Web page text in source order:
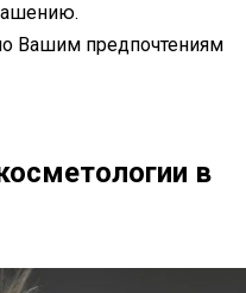
Вашим предпочтениям
в